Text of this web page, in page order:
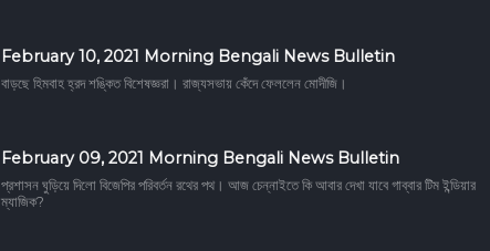
February 10, 2021 Morning Bengali News Bulletin
বাড়ছে হিমবাহ হ্রদ শঙ্কিত বিশেষজ্ঞরা। রাজ্যসভায় কেঁদে ফেললেন মোদীজি।
February 09, 2021 Morning Bengali News Bulletin
প্রশাসন ঘুড়িয়ে দিলো বিজেপির পরিবর্তন রথের পথ। আজ চেন্নাইতে কি আবার দেখা যাবে গাব্বার টিম ইন্ডিয়ার
ম্যাজিক?